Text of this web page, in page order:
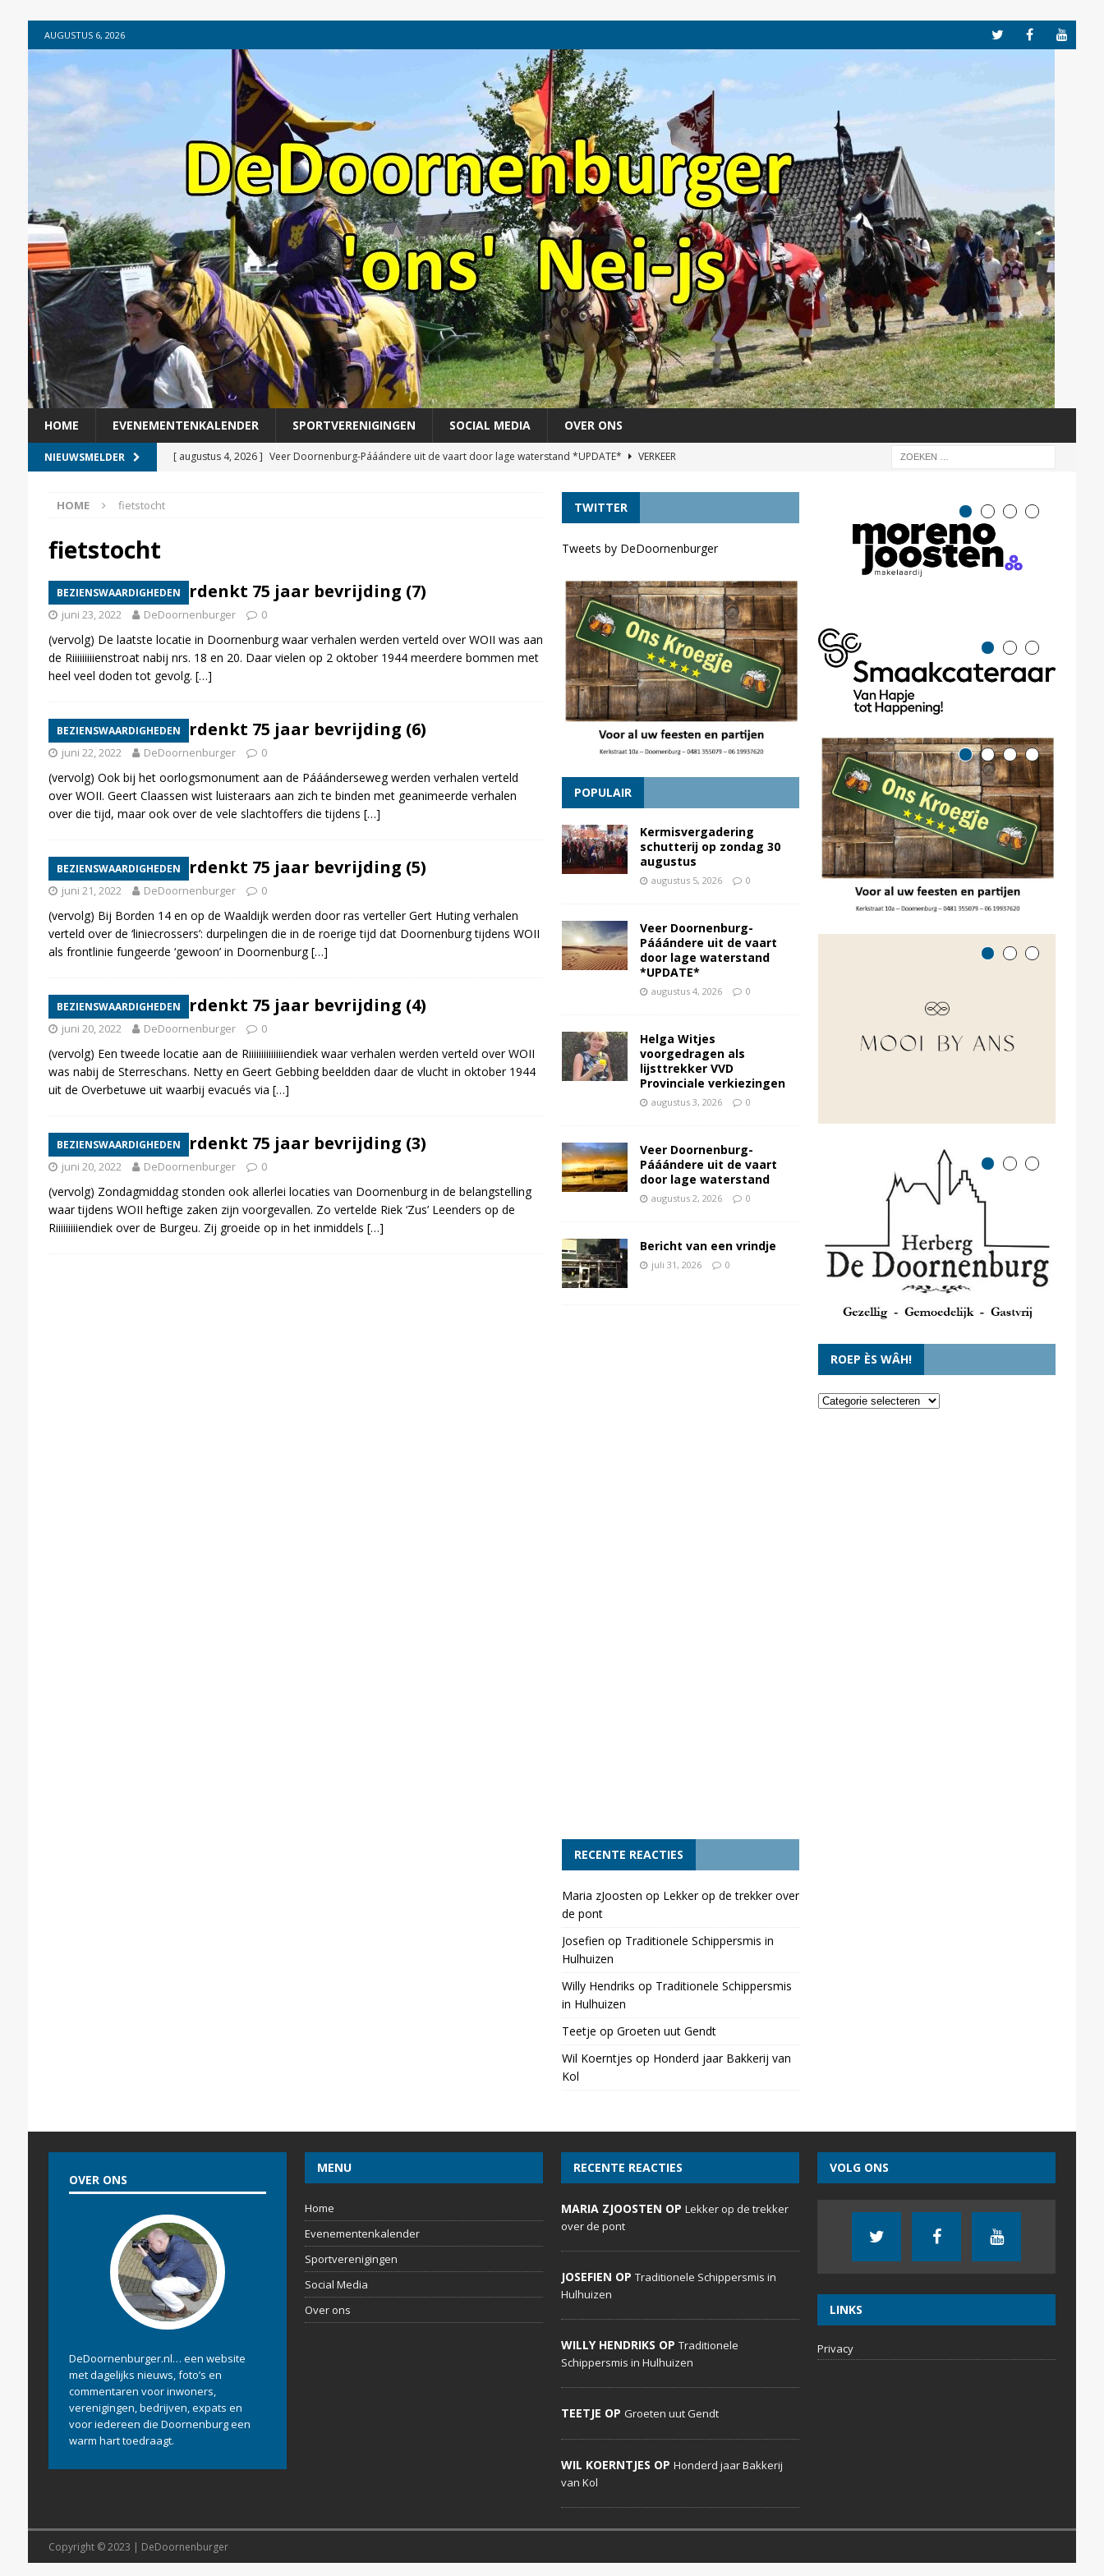
AUGUSTUS 6, 2026
HOME EVENEMENTENKALENDER SPORTVERENIGINGEN SOCIAL MEDIA OVER ONS
NIEUWSMELDER [ augustus 4, 2026 ] Veer Doornenburg-Pááándere uit de vaart door lage waterstand *UPDATE*
VERKEER
VERKEER
HOME fietstocht
fietstocht
BEZIENSWAARDIGHEDEN
Doornenburg herdenkt 75 jaar bevrijding (7)
juni 23, 2022 DeDoornenburger 0
(vervolg) De laatste locatie in Doornenburg waar verhalen werden verteld over WOII was aan
de Riiiiiiiiienstroat nabij nrs. 18 en 20. Daar vielen op 2 oktober 1944 meerdere bommen met
heel veel doden tot gevolg. […]
BEZIENSWAARDIGHEDEN
Doornenburg herdenkt 75 jaar bevrijding (6)
juni 22, 2022 DeDoornenburger 0
(vervolg) Ook bij het oorlogsmonument aan de Pááánderseweg werden verhalen verteld
over WOII. Geert Claassen wist luisteraars aan zich te binden met geanimeerde verhalen
over die tijd, maar ook over de vele slachtoffers die tijdens […]
BEZIENSWAARDIGHEDEN
Doornenburg herdenkt 75 jaar bevrijding (5)
juni 21, 2022 DeDoornenburger 0
(vervolg) Bij Borden 14 en op de Waaldijk werden door ras verteller Gert Huting verhalen
verteld over de ‘liniecrossers’: durpelingen die in de roerige tijd dat Doornenburg tijdens WOII
als frontlinie fungeerde ‘gewoon’ in Doornenburg[…]
BEZIENSWAARDIGHEDEN
Doornenburg herdenkt 75 jaar bevrijding (4)
juni 20, 2022 DeDoornenburger 0
(vervolg) Een tweede locatie aan de Riiiiiiiiiiiiiiendiek waar verhalen werden verteld over WOII
was nabij de Sterreschans. Netty en Geert Gebbing beeldden daar de vlucht in oktober 1944
uit de Overbetuwe uit waarbij evacués via […]
BEZIENSWAARDIGHEDEN
Doornenburg herdenkt 75 jaar bevrijding (3)
juni 20, 2022 DeDoornenburger 0
(vervolg) Zondagmiddag stonden ook allerlei locaties van Doornenburg in de belangstelling
waar tijdens WOII heftige zaken zijn voorgevallen. Zo vertelde Riek ‘Zus’ Leenders op de
Riiiiiiiiiendiek over de Burgeu. Zij groeide op in het inmiddels […]
TWITTER
Tweets by DeDoornenburger
POPULAIR
Kermisvergadering
schutterij op zondag 30
augustus
augustus 5, 2026 0
Veer Doornenburg-
Pááándere uit de vaart
door lage waterstand
*UPDATE*
augustus 4, 2026 0
Helga Witjes
voorgedragen als
lijsttrekker VVD
Provinciale verkiezingen
augustus 3, 2026 0
Veer Doornenburg-
Pááándere uit de vaart
door lage waterstand
augustus 2, 2026 0
Bericht van een vrindje
juli 31, 2026 0
RECENTE REACTIES
Maria zJoosten op Lekker op de trekker over
de pont
Josefien op Traditionele Schippersmis in
Hulhuizen
Willy Hendriks op Traditionele Schippersmis
in Hulhuizen
Teetje op Groeten uut Gendt
Wil Koerntjes op Honderd jaar Bakkerij van
Kol
ROEP ÈS WÂH!
OVER ONS
DeDoornenburger.nl… een website
met dagelijks nieuws, foto’s en
commentaren voor inwoners,
verenigingen, bedrijven, expats en
voor iedereen die Doornenburg een
warm hart toedraagt.
MENU
Home
Evenementenkalender
Sportverenigingen
Social Media
Over ons
RECENTE REACTIES
MARIA ZJOOSTEN OPLekker op de trekker
over de pont
JOSEFIEN OPTraditionele Schippersmis in
Hulhuizen
WILLY HENDRIKS OPTraditionele
Schippersmis in Hulhuizen
TEETJE OP Groeten uut Gendt
WIL KOERNTJES OPHonderd jaar Bakkerij
van Kol
VOLG ONS
LINKS
Privacy
Copyright © 2023 | DeDoornenburger